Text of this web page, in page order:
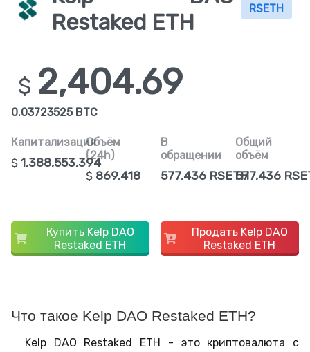
Restaked ETH
RSETH
$ 2,404.69
0.03723525 BTC
Капитализация
$ 1,388,553,394
Объём
(24h)
$ 869,418
В
обращении
577,436 RSETH
Общий
объём
577,436
Купить Kelp DAO
Restaked ETH
Продать Kelp DAO
Restaked ETH
Что такое Kelp DAO Restaked ETH?
Kelp DAO Restaked ETH - это криптовалюта с